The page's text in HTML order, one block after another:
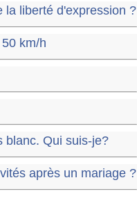
la liberté d'expression ?
km/h
blanc. Qui suis-je?
après un mariage ?